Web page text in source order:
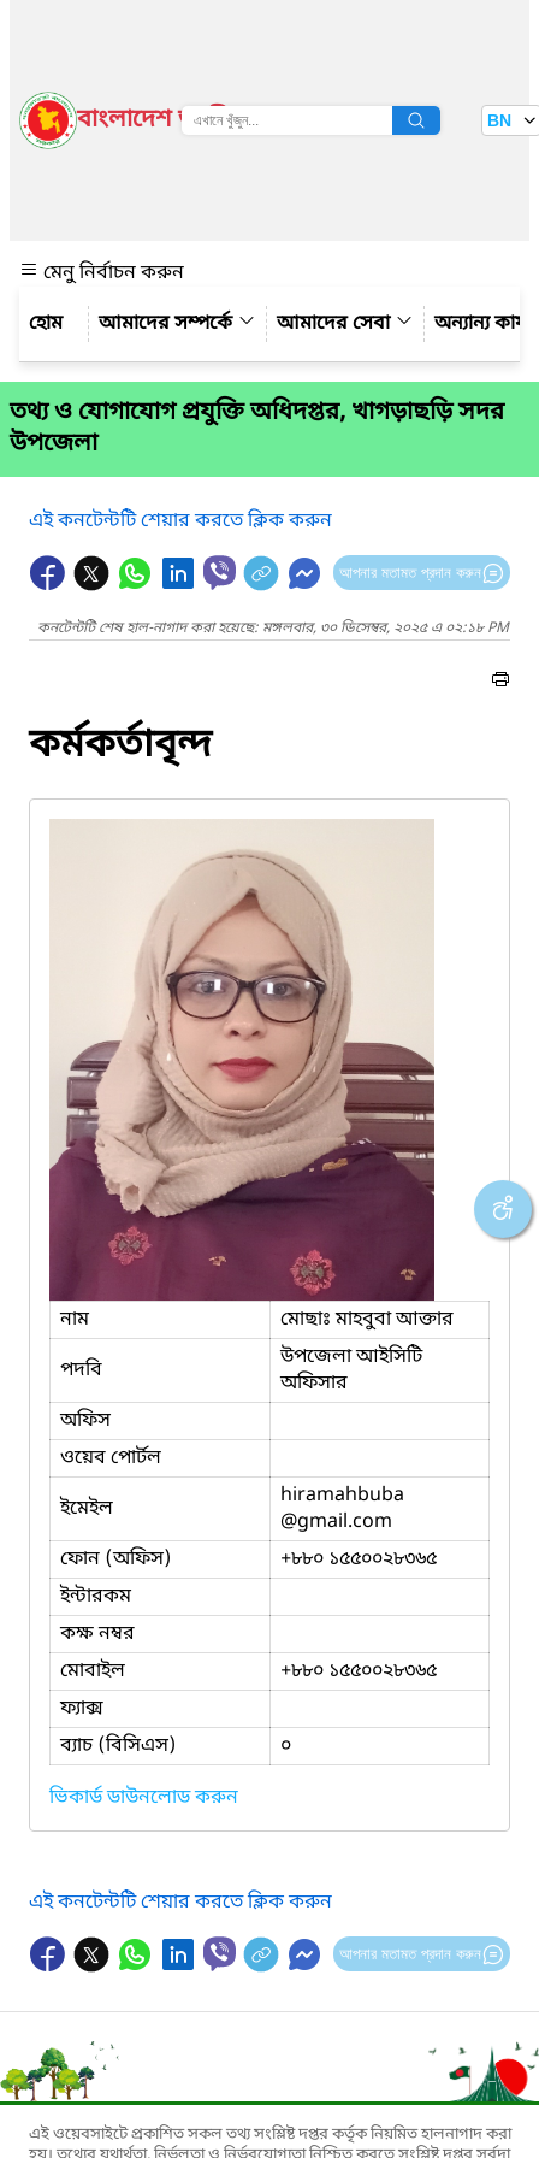
বাংলাদেশ জাতীয় তথ্য বাতায়ন BN
মেনু নির্বাচন করুন
আমাদের সম্পর্কে
আমাদের সেবা অন্যান্য
তথ্য ও যোগাযোগ প্রযুক্তি অধিদপ্তর, খাগড়াছড়ি সদর
উপজেলা
এই কনটেন্টটি শেয়ার করতে ক্লিক করুন
আপনার মতামত প্রদান করুন
কনটেন্টটি শেষ হাল-নাগাদ করা হয়েছে: মঙ্গলবার, ৩০ ডিসেম্বর, ২০২৫ এ ০২:১৮ PM
কর্মকর্তাবৃন্দ
নাম
মোছাঃ মাহবুবা আক্তার
পদবি
উপজেলা আইসিটি
অফিসার
অফিস
ওয়েব পোর্টল
ইমেইল
hiramahbuba
@gmail.com
ফোন (অফিস)
+৮৮০ ১৫৫০০২৮৩৬৫
ইন্টারকম
কক্ষ নম্বর
মোবাইল
+৮৮০ ১৫৫০০২৮৩৬৫
ফ্যাক্স
ব্যাচ (বিসিএস)
০
ভিকার্ড ডাউনলোড করুন
এই কনটেন্টটি শেয়ার করতে ক্লিক করুন
আপনার মতামত প্রদান করুন
এই ওয়েবসাইটে প্রকাশিত সকল তথ্য সংশ্লিষ্ট দপ্তর কর্তৃক নিয়মিত হালনাগাদ করা